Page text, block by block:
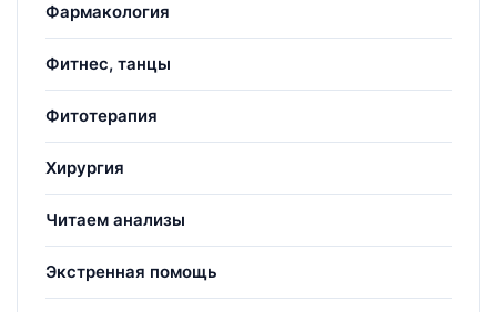
Фармакология
Фитнес, танцы
Фитотерапия
Хирургия
Читаем анализы
Экстренная помощь